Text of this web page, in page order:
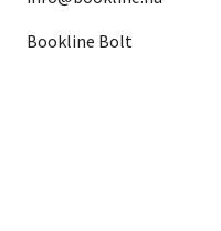
Bookline Bolt